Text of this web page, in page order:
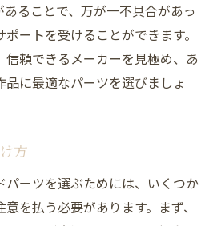
ることで、万が一不具合があっ
ートを受けることができます。
信頼できるメーカーを見極め、あ
に最適なパーツを選びましょ
方
パーツを選ぶためには、いくつか
を払う必要があります。まず、